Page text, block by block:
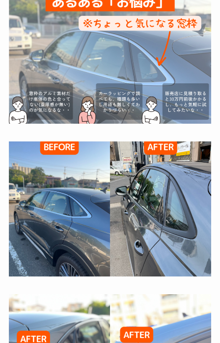
から
近く
て助
かり
まし
た。
グを
しよ
うと
検討
して
いる
いま
した
ら、
ここ
みて
はい
かが
でし
ょう
か！
ま
た、
機会
があ
よろ
しく
お願
い致
し
た！
かっ
たで
す。
何社
か見
を依
頼し
たら
ここ
が1番
仕上
がり
も満
足し
てま
す！
どれ
くら
い持
つの
か耐
久性
して
はこ
れか
ら見